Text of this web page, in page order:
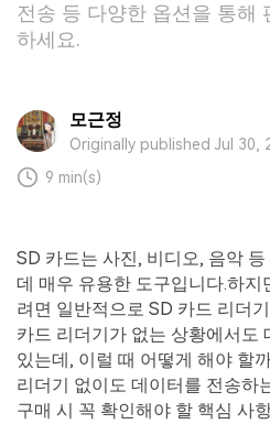
전송 등 다양한 옵션을 통해
하세요.
모근정
Originally published Jul 30,
9 min(s)
SD 카드는 사진, 비디오, 음악
데 매우 유용한 도구입니다.하지
려면 일반적으로 SD 카드 리더
카드 리더기가 없는 상황에서도
있는데, 이럴 때 어떻게 해야 할
리더기 없이도 데이터를 전송하
구매 시 꼭 확인해야 할 핵심 사